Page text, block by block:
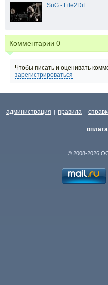
SuG - Life2DiE
Комментарии 0
Чтобы писать и оценивать
зарегистрироваться
администрация | правила |
© 2008-2026